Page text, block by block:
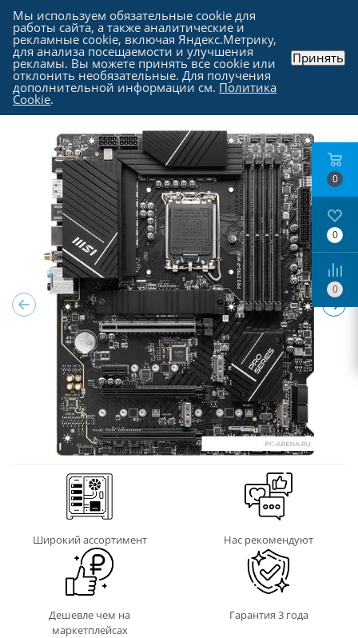
Каталог - Комплектующие для компьютера
Материнские платы
Широкий ассортимент Нас рекомендуют
Дешевле чем на
маркетплейсах
Гарантия 3 года
0
0
0
Мы используем обязательные cookie для
работы сайта, а также аналитические и
рекламные cookie, включая Яндекс.Метрику,
для анализа посещаемости и улучшения
рекламы. Вы можете принять все cookie или
отклонить необязательные. Для получения
дополнительной информации см. Политика
Cookie.
Принять